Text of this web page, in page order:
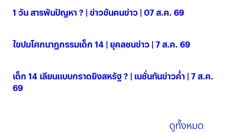
1 วัน สารพันปัญหา ? | ข่าวข้นคนข่าว | 07 ส.ค. 69
ไขปมโศกนาฏกรรมเด็ก 14 | ยุคลชนข่าว | 7 ส.ค. 69
เด็ก 14 เลียนแบบกราดยิงสหรัฐ ? | เนชั่นทันข่าวค่ำ | 7 ส.ค.
69
ดูทั้งหมด